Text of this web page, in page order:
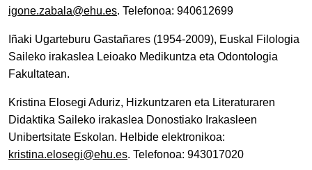
igone.zabala@ehu.es. Telefonoa: 940612699
Iñaki Ugarteburu Gastañares (1954-2009), Euskal Filologia
Saileko irakaslea Leioako Medikuntza eta Odontologia
Fakultatean.
Kristina Elosegi Aduriz, Hizkuntzaren eta Literaturaren
Didaktika Saileko irakaslea Donostiako Irakasleen
Unibertsitate Eskolan. Helbide elektronikoa:
kristina.elosegi@ehu.es. Telefonoa: 943017020